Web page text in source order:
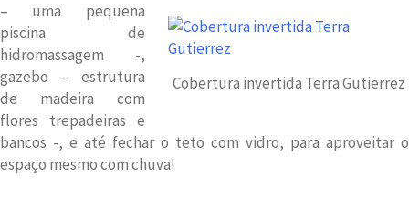
Cobertura invertida Terra Gutierrez
– uma pequena
piscina de
hidromassagem -,
gazebo – estrutura
de madeira com
flores trepadeiras e
bancos -, e até fechar o teto com vidro, para aproveitar o
espaço mesmo com chuva!